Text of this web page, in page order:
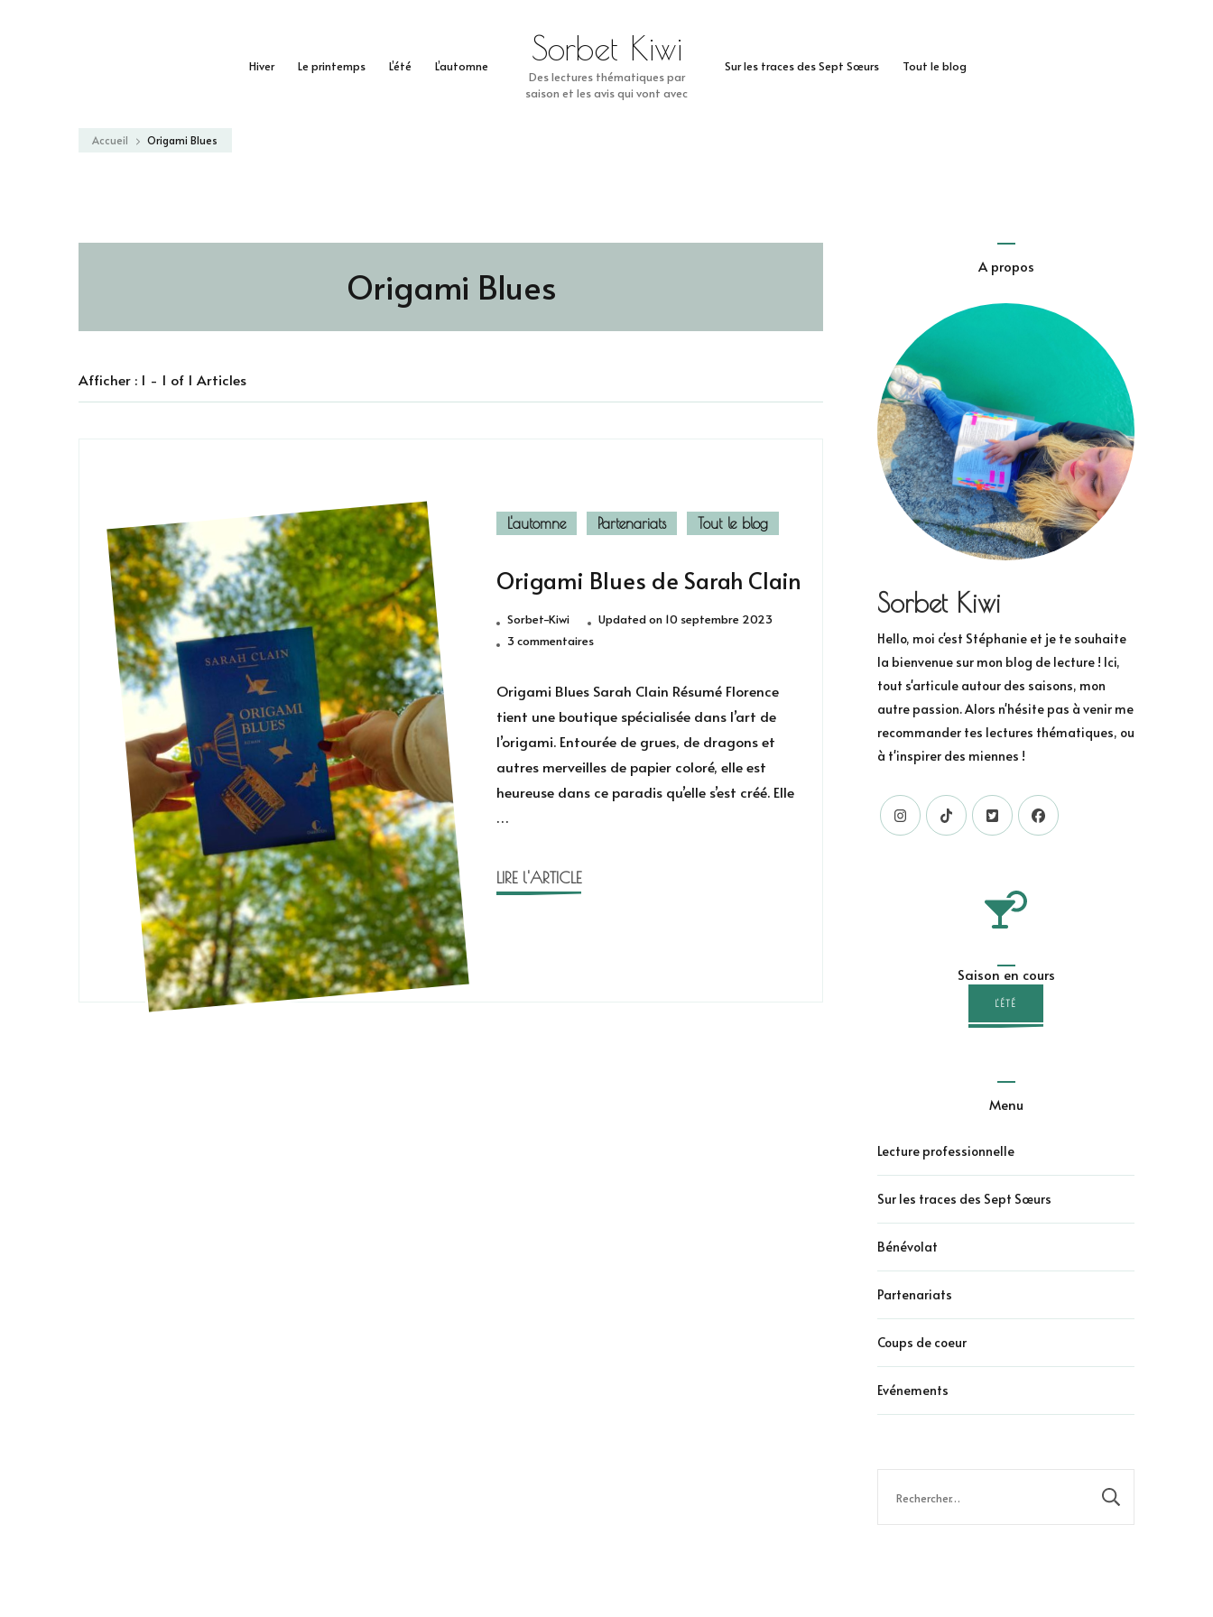
Hiver Le printemps L’été L’automne Sur les traces des Sept Sœurs Tout le blog
Sorbet Kiwi
Des lectures thématiques par
saison et les avis qui vont avec
Accueil Origami Blues
Origami Blues
Afficher : 1 - 1 of 1 Articles
L'automne Partenariats Tout le blog
Origami Blues de Sarah Clain
Sorbet-Kiwi Updated on 10 septembre 2023
3 commentairessur
Blues
Sarah
Clain
Origami Blues Sarah Clain Résumé Florence
tient une boutique spécialisée dans l’art de
l’origami. Entourée de grues, de dragons et
autres merveilles de papier coloré, elle est
heureuse dans ce paradis qu’elle s’est créé. Elle
…
LIRE l'ARTICLE
A propos
Sorbet Kiwi
Hello, moi c'est Stéphanie et je te souhaite
la bienvenue sur mon blog de lecture ! Ici,
tout s'articule autour des saisons, mon
autre passion. Alors n'hésite pas à venir me
recommander tes lectures thématiques, ou
à t'inspirer des miennes !
Saison en cours
L'ÉTÉ
Menu
Lecture professionnelle
Sur les traces des Sept Sœurs
Bénévolat
Partenariats
Coups de coeur
Evénements